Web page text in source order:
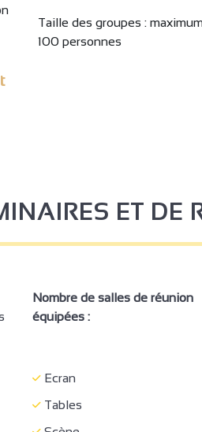
Taille des groupes :
100 personnes
ET DE
Nombre de salles de réunion
équipées :
Ecran
Tables